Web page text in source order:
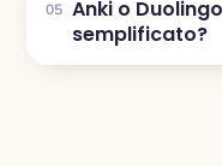
05 Anki o
semplificato?